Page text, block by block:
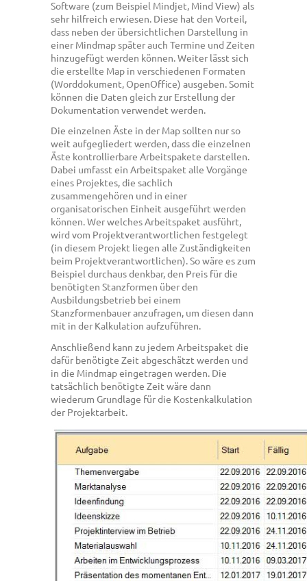
Software (zum Beispiel Mindjet, Mind View) als
sehr hilfreich erwiesen. Diese hat den Vorteil,
dass neben der übersichtlichen Darstellung in
einer Mindmap später auch Termine und Zeiten
hinzugefügt werden können. Weiter lässt sich
die erstellte Map in verschiedenen Formaten
(Worddokument, OpenOffice) ausgeben. Somit
können die Daten gleich zur Erstellung der
Dokumentation verwendet werden.
Die einzelnen Äste in der Map sollten nur so
weit aufgegliedert werden, dass die einzelnen
Äste kontrollierbare Arbeitspakete darstellen.
Dabei umfasst ein Arbeitspaket alle Vorgänge
eines Projektes, die sachlich
zusammengehören und in einer
organisatorischen Einheit ausgeführt werden
können. Wer welches Arbeitspaket ausführt,
wird vom Projektverantwortlichen festgelegt
(in diesem Projekt liegen alle Zuständigkeiten
beim Projektverantwortlichen). So wäre es zum
Beispiel durchaus denkbar, den Preis für die
benötigten Stanzformen über den
Ausbildungsbetrieb bei einem
Stanzformenbauer anzufragen, um diesen dann
mit in der Kalkulation aufzuführen.
Anschließend kann zu jedem Arbeitspaket die
dafür benötigte Zeit abgeschätzt werden und
in die Mindmap eingetragen werden. Die
tatsächlich benötigte Zeit wäre dann
wiederum Grundlage für die Kostenkalkulation
der Projektarbeit.